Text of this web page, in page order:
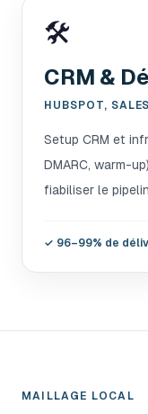
🛠️
CRM &
HUBSPOT,
Setup CRM et
DMARC, warm-
fiabiliser le
✓ 96–99% de
MAILLAGE LOCAL